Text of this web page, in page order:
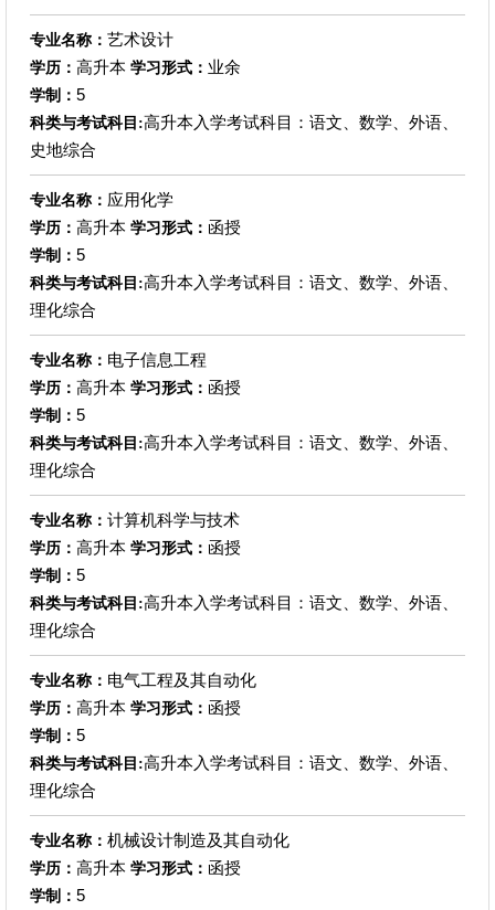
专业名称： 艺术设计
学历： 高升本 学习形式： 业余
学制： 5
科类与考试科目:高升本入学考试科目：语文、数学、外语、
史地综合
专业名称： 应用化学
学历： 高升本 学习形式： 函授
学制： 5
科类与考试科目:高升本入学考试科目：语文、数学、外语、
理化综合
专业名称： 电子信息工程
学历： 高升本 学习形式： 函授
学制： 5
科类与考试科目:高升本入学考试科目：语文、数学、外语、
理化综合
专业名称： 计算机科学与技术
学历： 高升本 学习形式： 函授
学制： 5
科类与考试科目:高升本入学考试科目：语文、数学、外语、
理化综合
专业名称： 电气工程及其自动化
学历： 高升本 学习形式： 函授
学制： 5
科类与考试科目:高升本入学考试科目：语文、数学、外语、
理化综合
专业名称： 机械设计制造及其自动化
学历： 高升本 学习形式： 函授
学制： 5